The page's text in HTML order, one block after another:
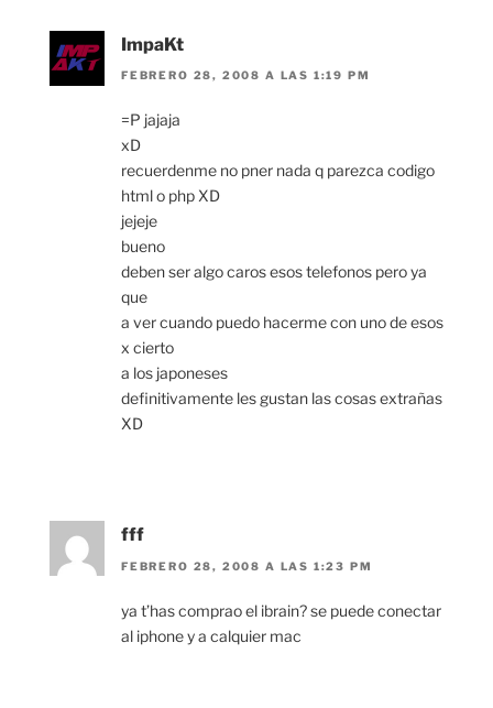
ImpaKt
FEBRERO 28, 2008 A LAS 1:19 PM
=P jajaja
xD
recuerdenme no pner nada q parezca codigo
html o php XD
jejeje
bueno
deben ser algo caros esos telefonos pero ya
que
a ver cuando puedo hacerme con uno de esos
x cierto
a los japoneses
definitivamente les gustan las cosas extrañas
XD
fff
FEBRERO 28, 2008 A LAS 1:23 PM
ya t’has comprao el ibrain? se puede conectar
al iphone y a calquier mac